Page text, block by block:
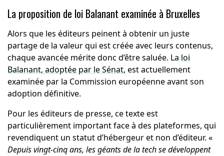
La proposition de loi Balanant examinée à Bruxelles
Alors que les éditeurs peinent à obtenir un juste
partage de la valeur qui est créée avec leurs contenus,
chaque avancée mérite donc d’être saluée. La loi
Balanant, adoptée par le Sénat, est actuellement
examinée par la Commission européenne avant son
adoption définitive.
Pour les éditeurs de presse, ce texte est
particulièrement important face à des plateformes, qui
revendiquent un statut d’hébergeur et non d’éditeur. «
Depuis vingt-cinq ans, les géants de la tech se développent